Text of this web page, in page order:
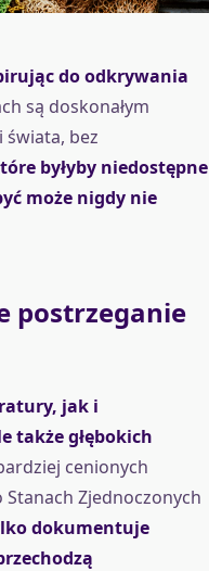
do odkrywania
są doskonałym
bez
byłyby niedostępne
może nigdy nie
postrzeganie
jak i
także głębokich
cenionych
Stanach Zjednoczonych
dokumentuje